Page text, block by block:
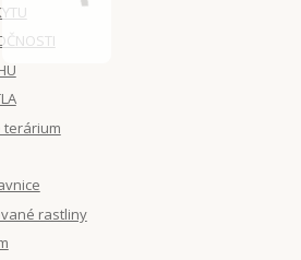
terárium
rastliny